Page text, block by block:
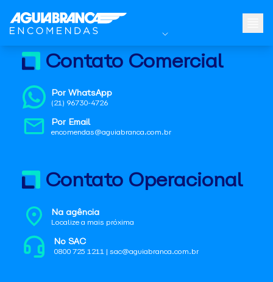
Contato Comercial
Por WhatsApp
(21) 96730-4726
Por Email
encomendas@aguiabranca.com.br
Contato Operacional
Na agência
Localize a mais próxima
No SAC
0800 725 1211 | sac@aguiabranca.com.br